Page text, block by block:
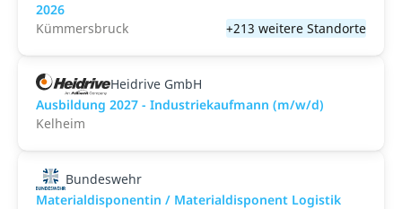
2026
Kümmersbruck
+213 weitere Standorte
Heidrive GmbH
Ausbildung 2027 - Industriekaufmann (m/w/d)
Kelheim
Bundeswehr
Materialdisponentin / Materialdisponent Logistik